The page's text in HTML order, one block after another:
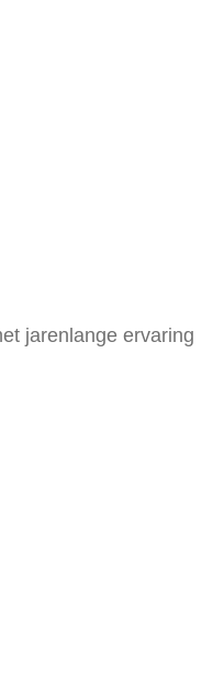
jarenlange ervaring